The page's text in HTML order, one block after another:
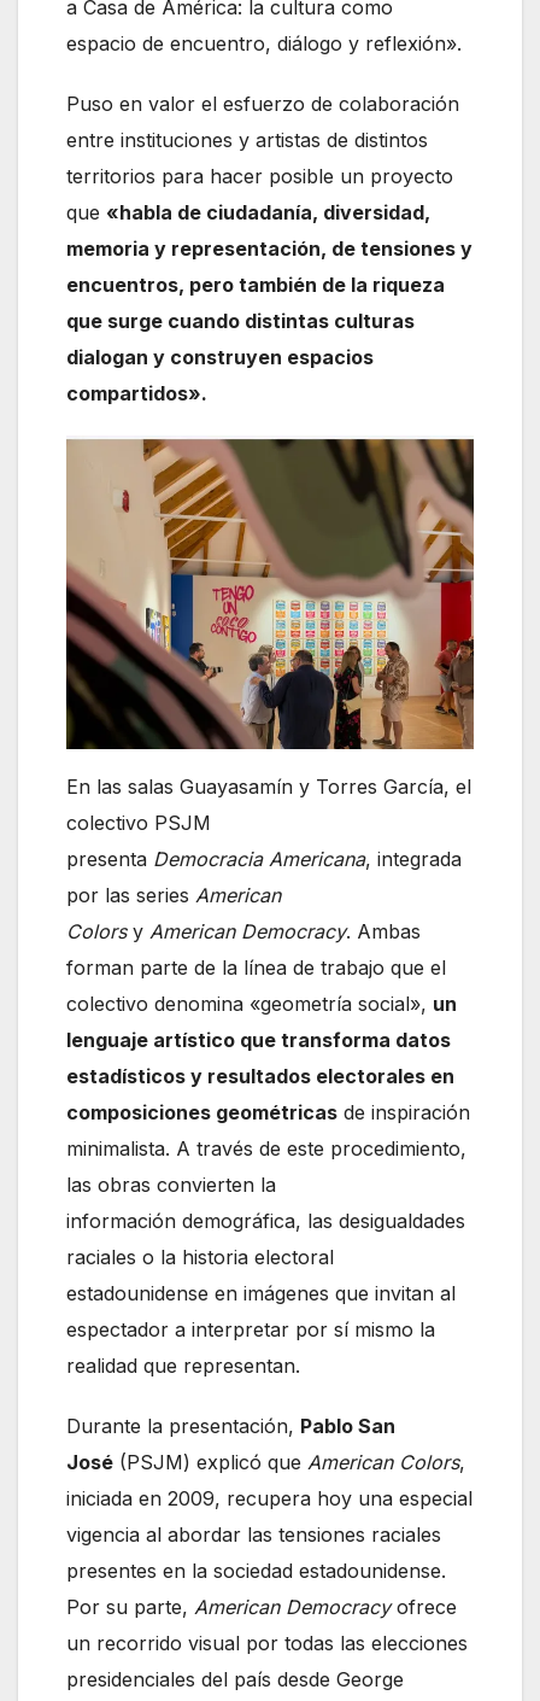
a Casa de América: la cultura como
espacio de encuentro, diálogo y reflexión».
Puso en valor el esfuerzo de colaboración
entre instituciones y artistas de distintos
territorios para hacer posible un proyecto
que «habla de ciudadanía, diversidad,
memoria y representación, de tensiones y
encuentros, pero también de la riqueza
que surge cuando distintas culturas
dialogan y construyen espacios
compartidos».
En las salas Guayasamín y Torres García, el
colectivo PSJM
presenta Democracia Americana, integrada
por las series American
Colors y American Democracy. Ambas
forman parte de la línea de trabajo que el
colectivo denomina «geometría social», un
lenguaje artístico que transforma datos
estadísticos y resultados electorales en
composiciones geométricas de inspiración
minimalista. A través de este procedimiento,
las obras convierten la
información demográfica, las desigualdades
raciales o la historia electoral
estadounidense en imágenes que invitan al
espectador a interpretar por sí mismo la
realidad que representan.
Durante la presentación, Pablo San
José (PSJM) explicó que American Colors,
iniciada en 2009, recupera hoy una especial
vigencia al abordar las tensiones raciales
presentes en la sociedad estadounidense.
Por su parte, American Democracyofrece
un recorrido visual por todas las elecciones
presidenciales del país desde George